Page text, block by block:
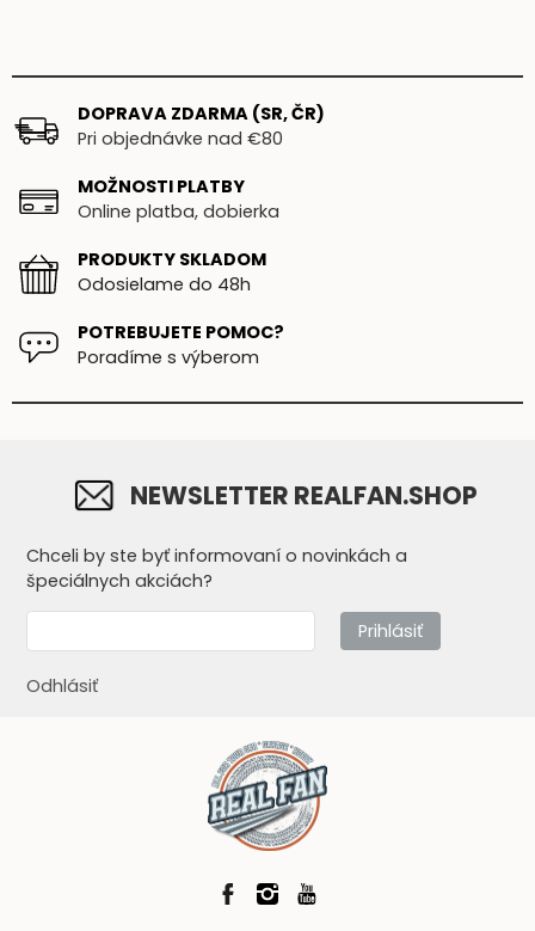
DOPRAVA ZDARMA (SR, ČR)
Pri objednávke nad €80
MOŽNOSTI PLATBY
Online platba, dobierka
PRODUKTY SKLADOM
Odosielame do 48h
POTREBUJETE POMOC?
Poradíme s výberom
NEWSLETTER REALFAN.SHOP
Chceli by ste byť informovaní o novinkách a
špeciálnych akciách?
Prihlásiť
Odhlásiť